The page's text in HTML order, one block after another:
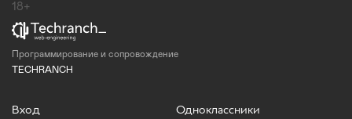
18+
Программирование и сопровождение
TECHRANCH
Вход
Одноклассники